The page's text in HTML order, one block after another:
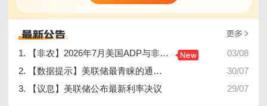
1. 【非农】2026年7月美国ADP与非农就业人数公布安排
03/08
2. 【数据提示】美联储最青睐的通胀指标公布
30/07
3. 【议息】美联储公布最新利率决议
29/07